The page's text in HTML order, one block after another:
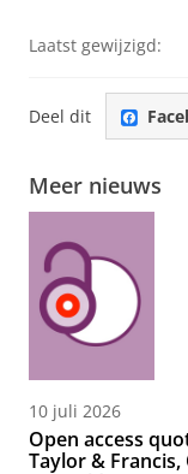
Laatst gewijzigd:
Deel dit
Meer nieuws
10 juli 2026
Open access
Taylor &